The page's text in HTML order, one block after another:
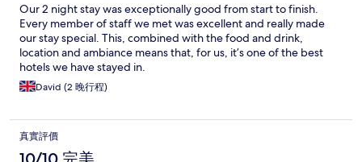
Our 2 night stay was exceptionally good from start to finish.
Every member of staff we met was excellent and really made
our stay special. This, combined with the food and drink,
location and ambiance means that, for us, it’s one of the best
hotels we have stayed in.
David (2 晚行程)
真實評價